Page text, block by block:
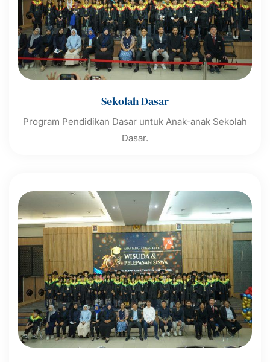
Sekolah Dasar
Program Pendidikan Dasar untuk Anak-anak Sekolah
Dasar.